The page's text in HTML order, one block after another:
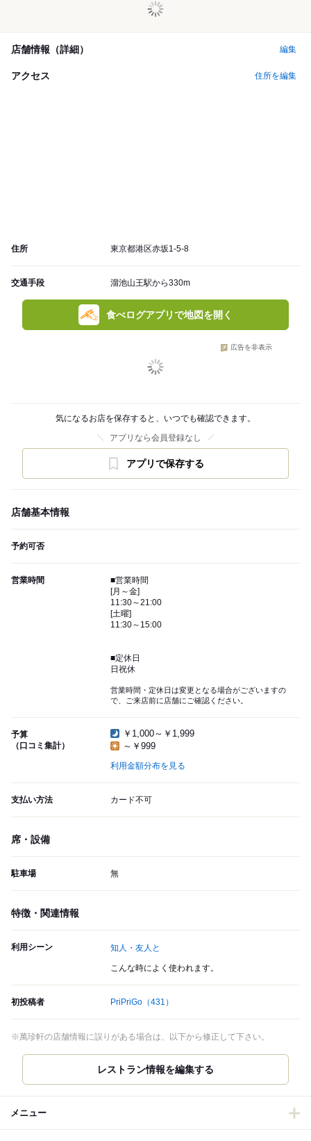
店舗情報（詳細） 編集
アクセス 住所を編集
住所 東京都港区赤坂1-5-8
交通手段 溜池山王駅から330m
食べログアプリで地図を開く
広告を非表示
気になるお店を保存すると、いつでも確認できます。
アプリなら会員登録なし
アプリで保存する
店舗基本情報
予約可否
営業時間
■営業時間
[月～金]
11:30～21:00
[土曜]
11:30～15:00
■定休日
日祝休
営業時間・定休日は変更となる場合がございますの
で、ご来店前に店舗にご確認ください。
予算
（口コミ集計）
￥1,000～￥1,999
～￥999
利用金額分布を見る
支払い方法 カード不可
席・設備
駐車場 無
特徴・関連情報
利用シーン 知人・友人と
こんな時によく使われます。
初投稿者 PriPriGo （431）
※萬珍軒の店舗情報に誤りがある場合は、以下から修正して下さい。
メニュー